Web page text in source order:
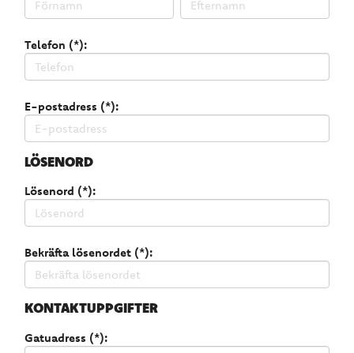
Telefon (*):
E-postadress (*):
LÖSENORD
Lösenord (*):
Bekräfta lösenordet (*):
KONTAKTUPPGIFTER
Gatuadress (*):